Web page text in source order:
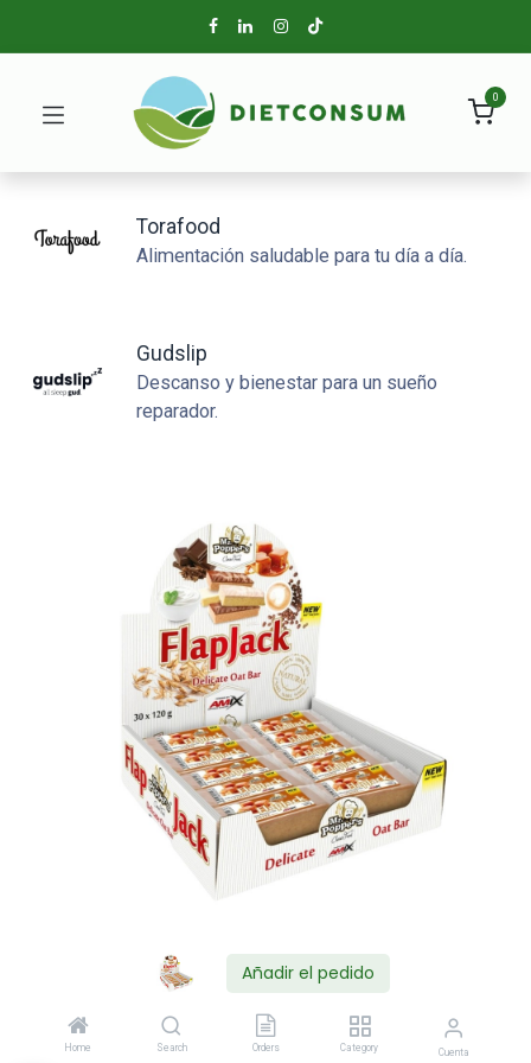
Añadir el pedido
Home Search Orders Category Cuenta
0
Torafood
Alimentación saludable para tu día a día.
Gudslip
Descanso y bienestar para un sueño
reparador.
Shop